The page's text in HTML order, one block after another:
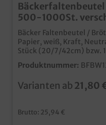
500-1000St.
Bäcker Faltenbeutel /
Papier, weiß, Kraft,
Stück (20/7/42cm) bzw.
14/6/28cm; 16/6/36cm)
Größen gemäß Auswahl praktische Papierfaltenbeutel
verschiedene praktische Größen ideal
Logo, einer
Produktnummer:
Varianten ab 21,80
Brutto: 25,94 €